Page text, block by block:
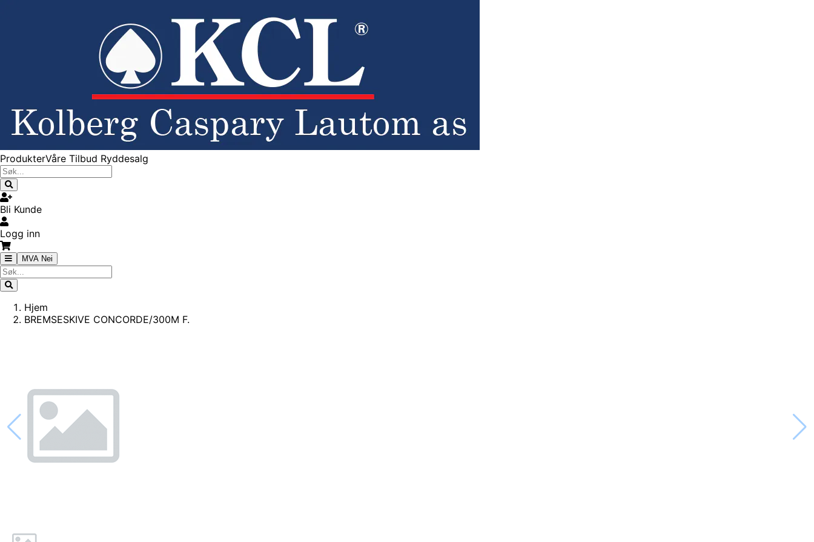
ProdukterVåre Tilbud Ryddesalg
Bli Kunde
Logg inn
MVA Nei
Hjem
BREMSESKIVE CONCORDE/300M F.